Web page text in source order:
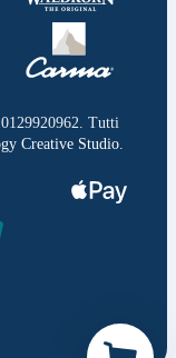
Tutti
Creative Studio